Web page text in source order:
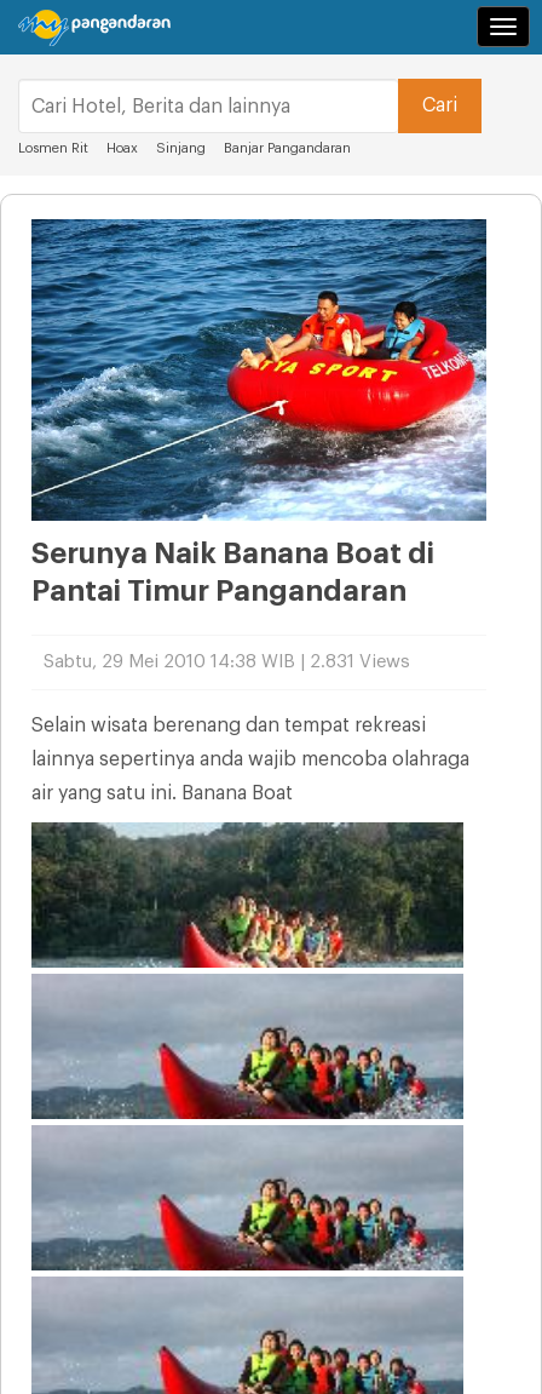
Losmen Rit Hoax Sinjang Banjar Pangandaran
Serunya Naik Banana Boat di
Pantai Timur Pangandaran
Sabtu, 29 Mei 2010 14:38 WIB | 2.831 Views
Selain wisata berenang dan tempat rekreasi
lainnya sepertinya anda wajib mencoba olahraga
air yang satu ini. Banana Boat